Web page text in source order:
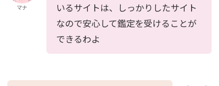
マナ
いるサイトは、しっかりしたサイト
なので安心して鑑定を受けることが
できるわよ